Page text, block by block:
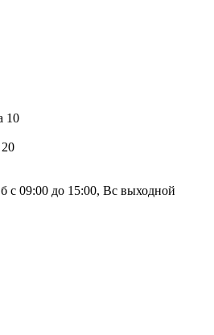
10
с 09:00 до 15:00, Вс выходной